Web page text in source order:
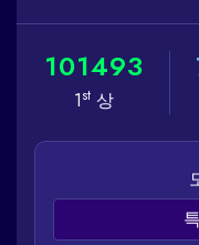
101493
1st상